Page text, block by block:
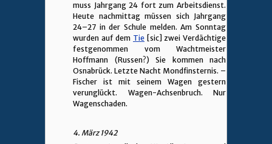
muss Jahrgang 24 fort zum Arbeitsdienst.
Heute nachmittag müssen sich Jahrgang
24–27 in der Schule melden. Am Sonntag
wurden auf dem Tie [sic] zwei Verdächtige
festgenommen vom Wachtmeister
Hoffmann (Russen?) Sie kommen nach
Osnabrück. Letzte Nacht Mondfinsternis. –
Fischer ist mit seinem Wagen gestern
verunglückt. Wagen-Achsenbruch. Nur
Wagenschaden.
4. März 1942